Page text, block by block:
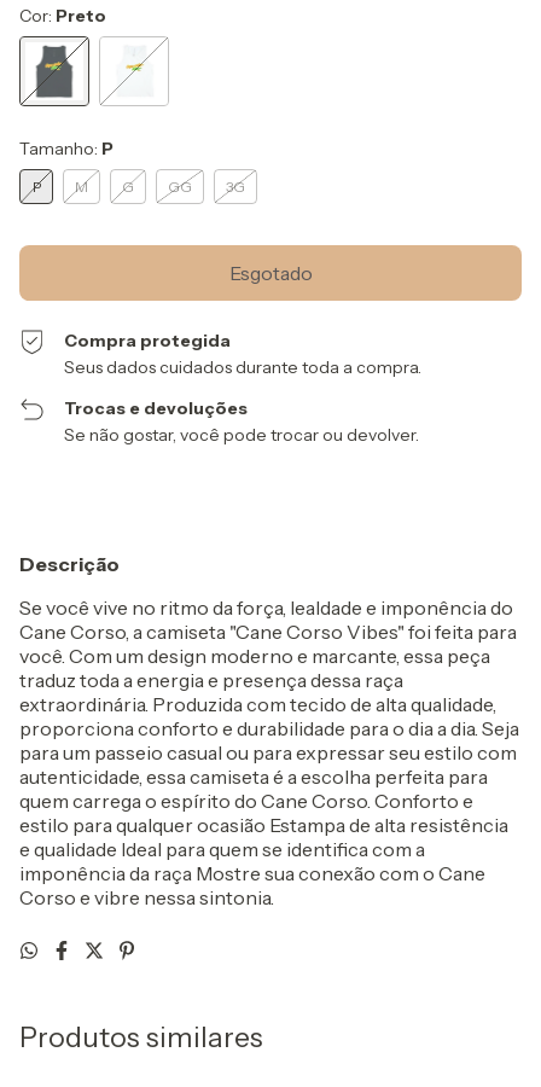
Cor: Preto
Tamanho: P
P M G GG 3G
Compra protegida
Seus dados cuidados durante toda a compra.
Trocas e devoluções
Se não gostar, você pode trocar ou devolver.
Descrição
Se você vive no ritmo da força, lealdade e imponência do
Cane Corso, a camiseta "Cane Corso Vibes" foi feita para
você. Com um design moderno e marcante, essa peça
traduz toda a energia e presença dessa raça
extraordinária. Produzida com tecido de alta qualidade,
proporciona conforto e durabilidade para o dia a dia. Seja
para um passeio casual ou para expressar seu estilo com
autenticidade, essa camiseta é a escolha perfeita para
quem carrega o espírito do Cane Corso. Conforto e
estilo para qualquer ocasião Estampa de alta resistência
e qualidade Ideal para quem se identifica com a
imponência da raça Mostre sua conexão com o Cane
Corso e vibre nessa sintonia.
Produtos similares